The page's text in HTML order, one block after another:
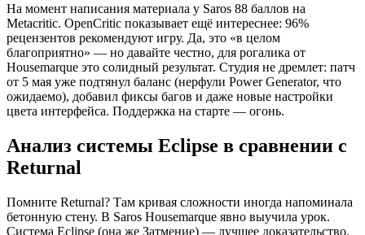
На момент написания материала у Saros 88 баллов на
Metacritic. OpenCritic показывает ещё интереснее: 96%
рецензентов рекомендуют игру. Да, это «в целом
благоприятно» — но давайте честно, для рогалика от
Housemarque это солидный результат. Студия не дремлет: патч
от 5 мая уже подтянул баланс (нерфули Power Generator, что
ожидаемо), добавил фиксы багов и даже новые настройки
цвета интерфейса. Поддержка на старте — огонь.
Анализ системы Eclipse в сравнении с
Returnal
Помните Returnal? Там кривая сложности иногда напоминала
бетонную стену. В Saros Housemarque явно выучила урок.
Система Eclipse (она же Затмение) — лучшее доказательство.